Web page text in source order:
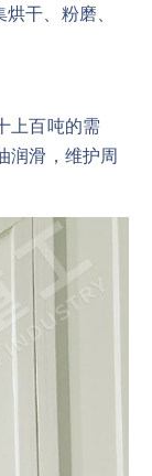
干、粉磨、
上百吨的需
润滑，维护周